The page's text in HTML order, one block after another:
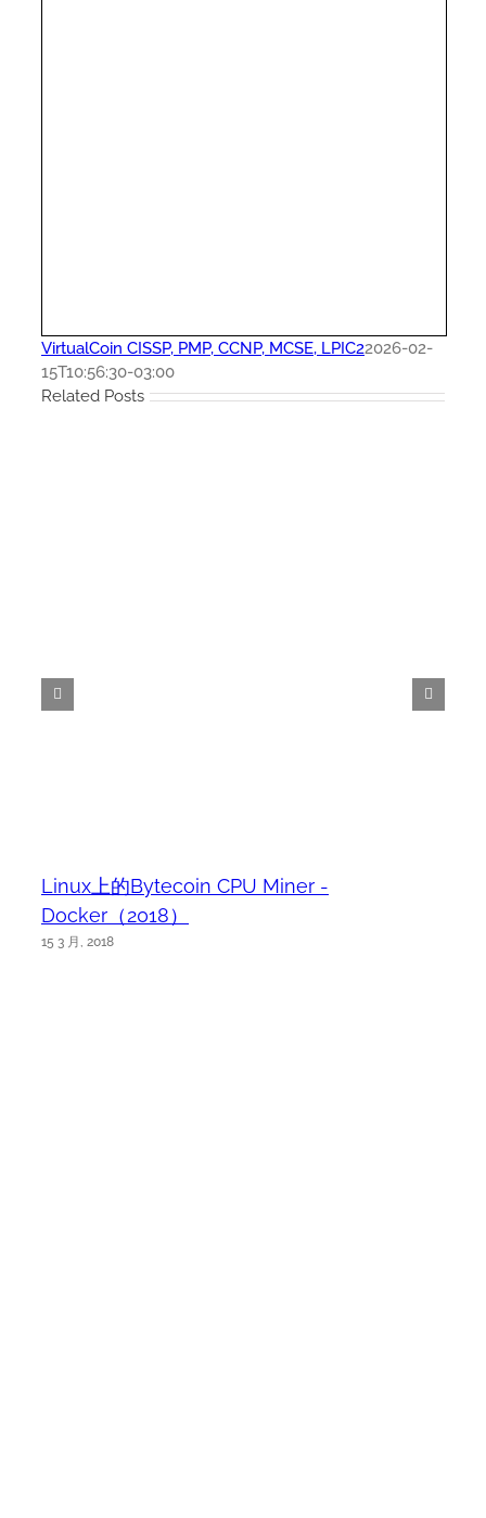
VirtualCoin CISSP, PMP, CCNP, MCSE, LPIC22026-02-
15T10:56:30-03:00
Related Posts
Linux上的Bytecoin CPU Miner -
Docker（2018）
15 3 月, 2018